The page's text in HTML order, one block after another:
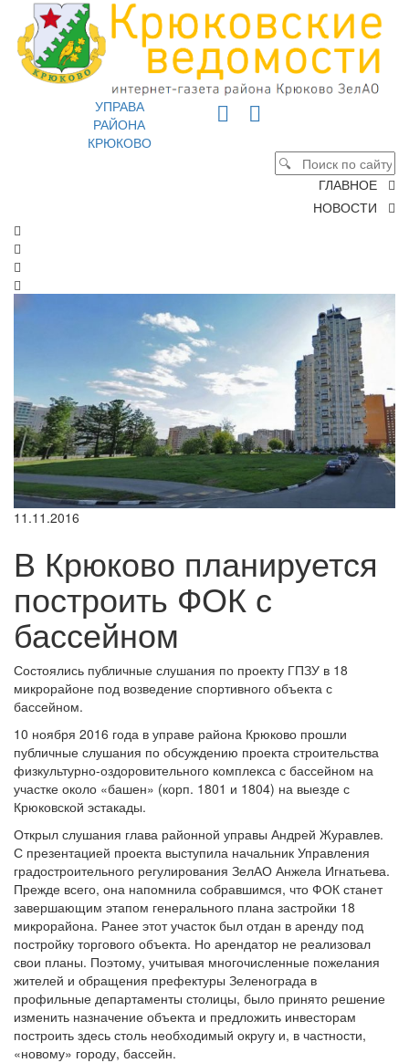
УПРАВА
РАЙОНА
КРЮКОВО
ГЛАВНОЕ
НОВОСТИ
11.11.2016
В Крюково планируется
построить ФОК с
бассейном
Состоялись публичные слушания по проекту ГПЗУ в 18
микрорайоне под возведение спортивного объекта с
бассейном.
10 ноября 2016 года в управе района Крюково прошли
публичные слушания по обсуждению проекта строительства
физкультурно-оздоровительного комплекса с бассейном на
участке около «башен» (корп. 1801 и 1804) на выезде с
Крюковской эстакады.
Открыл слушания глава районной управы Андрей Журавлев.
С презентацией проекта выступила начальник Управления
градостроительного регулирования ЗелАО Анжела Игнатьева.
Прежде всего, она напомнила собравшимся, что ФОК станет
завершающим этапом генерального плана застройки 18
микрорайона. Ранее этот участок был отдан в аренду под
постройку торгового объекта. Но арендатор не реализовал
свои планы. Поэтому, учитывая многочисленные пожелания
жителей и обращения префектуры Зеленограда в
профильные департаменты столицы, было принято решение
изменить назначение объекта и предложить инвесторам
построить здесь столь необходимый округу и, в частности,
«новому» городу, бассейн.